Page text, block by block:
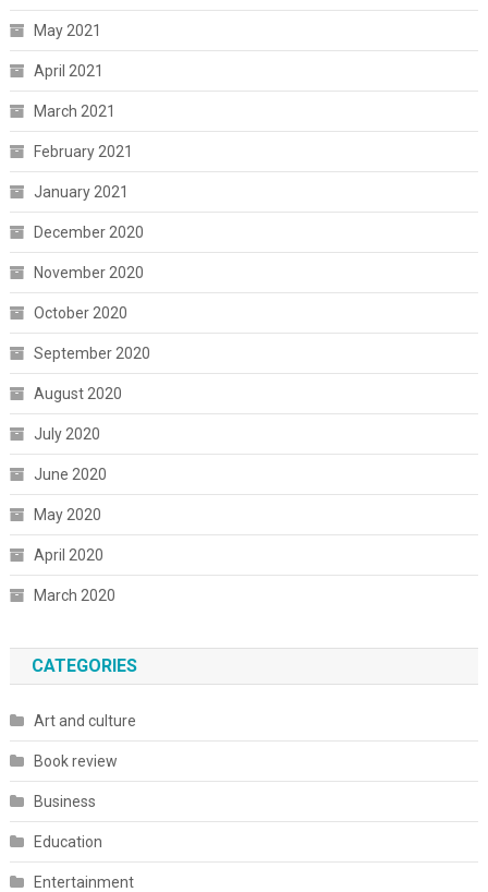
May 2021
April 2021
March 2021
February 2021
January 2021
December 2020
November 2020
October 2020
September 2020
August 2020
July 2020
June 2020
May 2020
April 2020
March 2020
CATEGORIES
Art and culture
Book review
Business
Education
Entertainment